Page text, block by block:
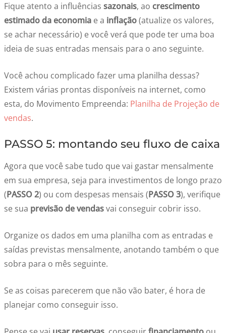
Fique atento a influências sazonais, ao crescimento
estimado da economia e a inflação(atualize os valores,
se achar necessário) e você verá que pode ter uma boa
ideia de suas entradas mensais para o ano seguinte.
Você achou complicado fazer uma planilha dessas?
Existem várias prontas disponíveis na internet, como
esta, do Movimento Empreenda: Planilha de Projeção de
vendas.
PASSO 5: montando seu fluxo de caixa
Agora que você sabe tudo que vai gastar mensalmente
em sua empresa, seja para investimentos de longo prazo
(PASSO 2) ou com despesas mensais (PASSO 3), verifique
se sua previsão de vendasvai conseguir cobrir isso.
Organize os dados em uma planilha com as entradas e
saídas previstas mensalmente, anotando também o que
sobra para o mês seguinte.
Se as coisas parecerem que não vão bater, é hora de
planejar como conseguir isso.